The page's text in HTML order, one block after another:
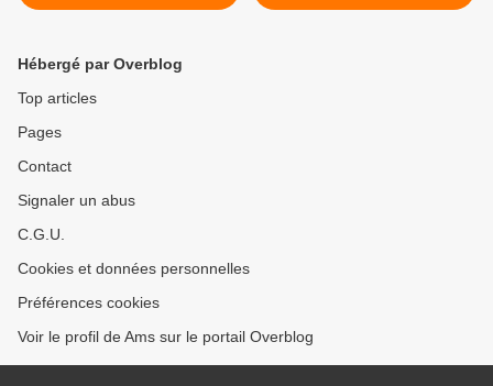
Hébergé par Overblog
Top articles
Pages
Contact
Signaler un abus
C.G.U.
Cookies et données personnelles
Préférences cookies
Voir le profil de Ams sur le portail Overblog